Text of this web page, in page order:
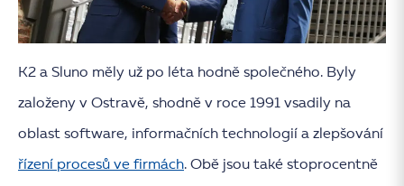
K2 a Sluno měly už po léta hodně společného. Byly
založeny v Ostravě, shodně v roce 1991 vsadily na
oblast software, informačních technologií a zlepšování
řízení procesů ve firmách. Obě jsou také stoprocentně